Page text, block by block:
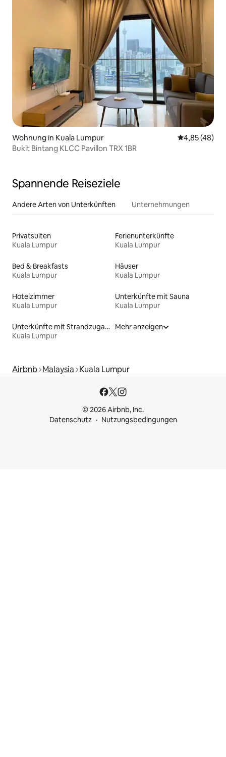
Wohnung in Kuala Lumpur
4,85 (48)
Bukit Bintang KLCC Pavillon TRX 1BR
Spannende Reiseziele
Andere Arten von Unterkünften Unternehmungen
Privatsuiten
Kuala Lumpur
Ferienunterkünfte
Kuala Lumpur
Bed & Breakfasts
Kuala Lumpur
Häuser
Kuala Lumpur
Hotelzimmer
Kuala Lumpur
Unterkünfte mit Sauna
Kuala Lumpur
Unterkünfte mit Strandzugang
Kuala Lumpur
Mehr anzeigen
Airbnb Malaysia Kuala Lumpur
© 2026 Airbnb, Inc.
Datenschutz
Nutzungsbedingungen